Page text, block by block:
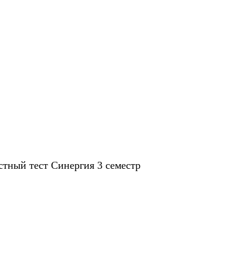
тест Синергия 3 семестр